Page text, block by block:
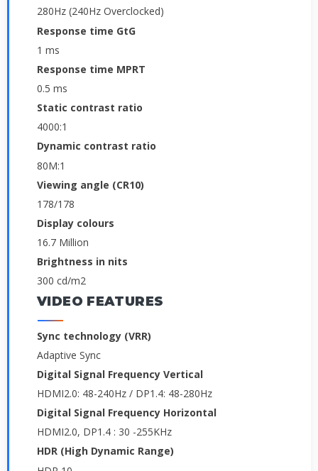
280Hz (240Hz Overclocked)
Response time GtG
1 ms
Response time MPRT
0.5 ms
Static contrast ratio
4000:1
Dynamic contrast ratio
80M:1
Viewing angle (CR10)
178/178
Display colours
16.7 Million
Brightness in nits
300 cd/m2
VIDEO FEATURES
Sync technology (VRR)
Adaptive Sync
Digital Signal Frequency Vertical
HDMI2.0: 48-240Hz / DP1.4: 48-280Hz
Digital Signal Frequency Horizontal
HDMI2.0, DP1.4 : 30 -255KHz
HDR (High Dynamic Range)